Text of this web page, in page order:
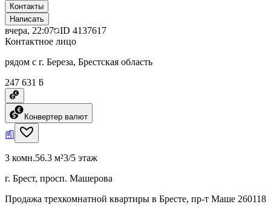
Контакты
Написать
вчера, 22:07 ID 4137617
Контактное лицо
рядом с г. Береза, Брестская область
247 631 ƃ
Конвертер валют
3 комн.56.3 м²3/5 этаж
г. Брест, просп. Машерова
Продажа трехкомнатной квартиры в Бресте, пр-т Маше 260118